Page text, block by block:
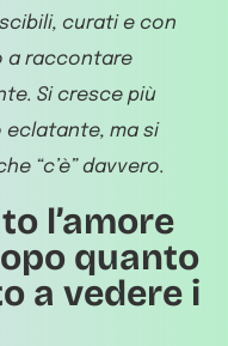
curati e con
a raccontare
Si cresce più
eclatante, ma si
“c’è” davvero.
l’amore
quanto
a vedere i